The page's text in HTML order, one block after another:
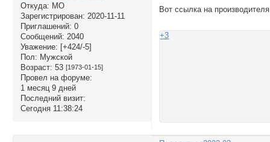
Откуда: МО
Зарегистрирован: 2020-11-11
Приглашений: 0
Сообщений: 2040
Уважение: [+424/-5]
Пол: Мужской
Возраст: 53 [1973-01-15]
Провел на форуме:
1 месяц 9 дней
Последний визит:
Сегодня 11:38:24
Вот ссылка на
+3